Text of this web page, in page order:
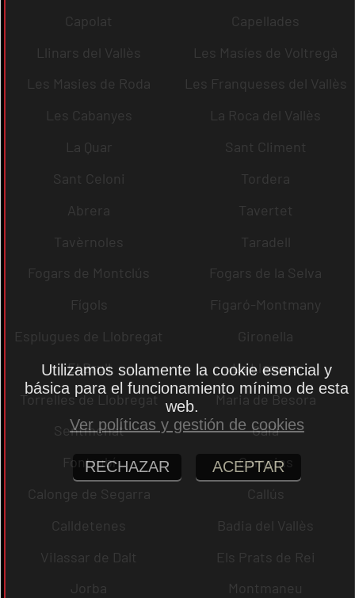
Capolat
Capellades
Llinars del Vallès
Les Masíes de Voltregà
Les Masies de Roda
Les Franqueses del Vallès
Les Cabanyes
La Roca del Vallès
La Quar
Sant Climent
Sant Celoni
Tordera
Abrera
Tavertet
Tavèrnoles
Taradell
Fogars de Montclús
Fogars de la Selva
Fígols
Figaró-Montmany
Esplugues de Llobregat
Gironella
El Brull
La Llacuna
Torrelles de Llobregat
Maria de Besora
Sentmenat
Gaià
Fontrubí
Campins
Calonge de Segarra
Callús
Calldetenes
Badia del Vallès
Vilassar de Dalt
Els Prats de Rei
Jorba
Montmaneu
Utilizamos solamente la cookie esencial y
básica para el funcionamiento mínimo de esta
web.
Ver políticas y gestión de cookies
RECHAZAR ACEPTAR